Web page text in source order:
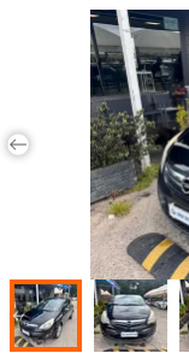
Auto Nuove
Noleggio a
Auto
Moto
Camper
Veicoli
Concessionari